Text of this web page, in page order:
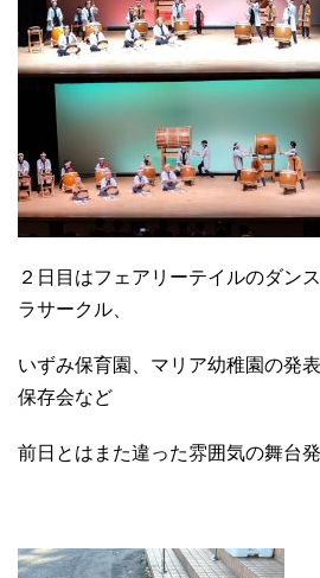
２日目はフェアリーテイルのダン
ラサークル、
いずみ保育園、マリア幼稚園の発
保存会など
前日とはまた違った雰囲気の舞台